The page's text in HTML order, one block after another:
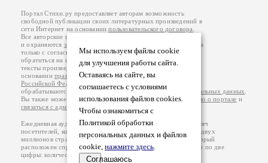
Мы используем файлы cookie
для улучшения работы сайта.
Оставаясь на сайте, вы
соглашаетесь с условиями
использования файлов cookies.
Чтобы ознакомиться с
Политикой обработки
персональных данных и файлов
cookie, нажмите здесь.
Соглашаюсь
Портал Стихи.ру предоставляет авторам возможность
свободной публикации своих литературных произведений в
сети Интернет на основаниипользовательского договора
Все авторские права на произведения принадлежат авторам
и охраняются законом
. Перепечатка произведений возможна
только с согласия его автора, к которому вы можете
обратиться на его авторской странице. Ответственность за
тексты произведений авторы несут самостоятельно на
основанииправил публикацииизаконодательства
Российской Федерации
обрабатываются на основанииПолитики обработки персональных данных
Вы также можете посмотреть более подробнуюинформацию о портале и
связаться с администрацией
Ежедневная аудитория портала Стихи.ру – порядка 200 тысяч
посетителей, которые в общей сумме просматривают более двух
миллионов страниц по данным счетчика посещаемости, который
расположен справа от этого текста. В каждой графе указано по две
цифры: количество просмотров и количество посетителей.